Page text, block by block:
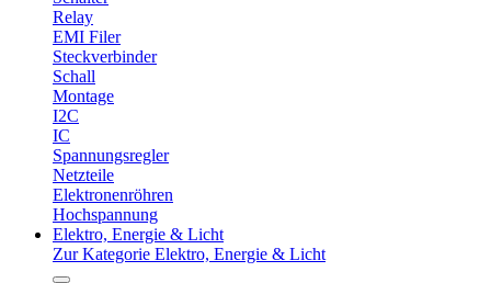
Relay
EMI Filer
Steckverbinder
Schall
Montage
I2C
IC
Spannungsregler
Netzteile
Elektronenröhren
Hochspannung
Elektro, Energie & Licht
Zur Kategorie Elektro, Energie & Licht